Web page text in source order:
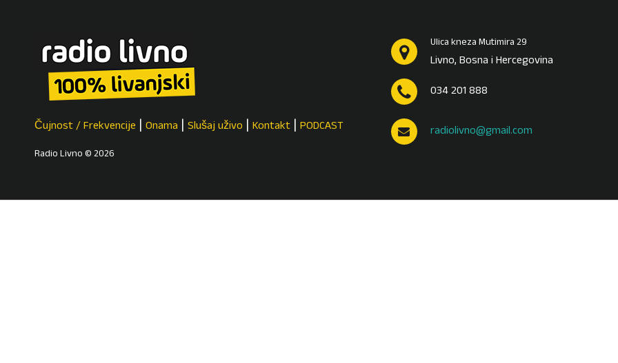
Čujnost / Frekvencije Onama Slušaj uživo Kontakt PODCAST
Radio Livno © 2026
Ulica kneza Mutimira 29
Livno, Bosna i Hercegovina
034 201 888
radiolivno@gmail.com